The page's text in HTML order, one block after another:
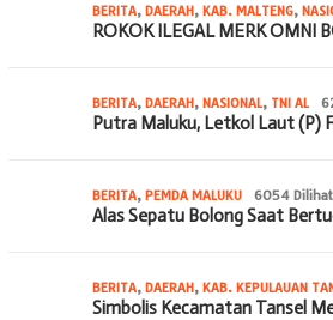
BERITA, DAERAH, KAB. MALTENG,
ROKOK ILEGAL MERK OMNI
BERITA, DAERAH, NASIONAL, TNI AL
Putra Maluku, Letkol Laut (P)
BERITA, PEMDA MALUKU 6054 Dilihat
Alas Sepatu Bolong Saat
BERITA, DAERAH, KAB. KEPULAUAN
Simbolis Kecamatan Tansel